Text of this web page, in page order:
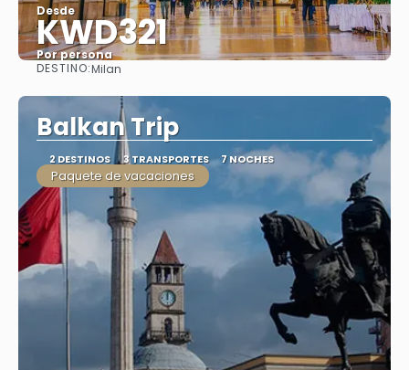
Desde
KWD321
Por persona
DESTINO:Milan
Balkan Trip
2 DESTINOS 3 TRANSPORTES 7 NOCHES
Paquete de vacaciones